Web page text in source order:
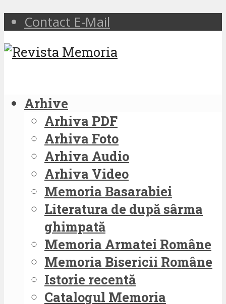
Contact E-Mail
Arhive
Arhiva PDF
Arhiva Foto
Arhiva Audio
Arhiva Video
Memoria Basarabiei
Literatura de după sârma
ghimpată
Memoria Armatei Române
Memoria Bisericii Române
Istorie recentă
Catalogul Memoria